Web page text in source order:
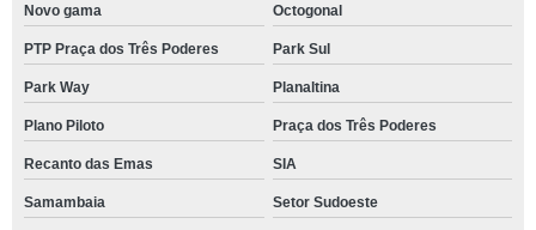
Novo gama Octogonal
PTP Praça dos Três Poderes Park Sul
Park Way Planaltina
Plano Piloto Praça dos Três Poderes
Recanto das Emas SIA
Samambaia Setor Sudoeste